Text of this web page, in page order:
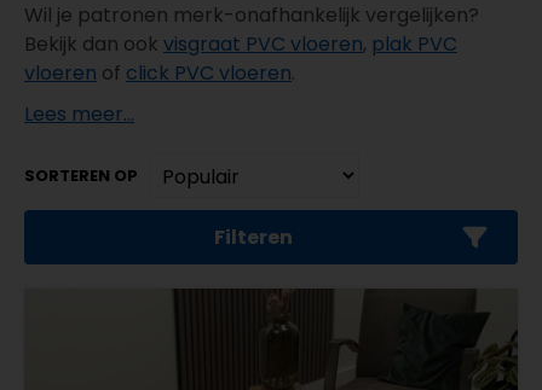
Wil je patronen merk-onafhankelijk vergelijken?
Bekijk dan ook visgraat PVC vloeren, plak PVC
vloeren of click PVC vloeren.
Lees meer...
SORTEREN OP
Filteren